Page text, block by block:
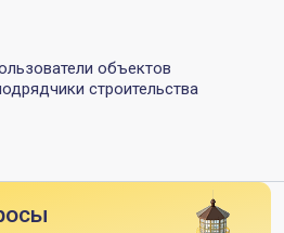
объектов
строительства